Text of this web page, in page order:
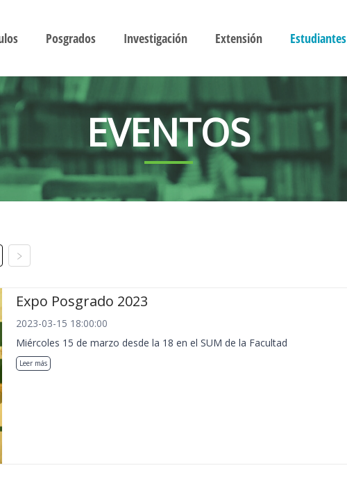
Posgrados Investigación Extensión Estudiantes
EVENTOS
Expo Posgrado 2023
2023-03-15 18:00:00
Miércoles 15 de marzo desde la 18 en el SUM de la Facultad
Leer más